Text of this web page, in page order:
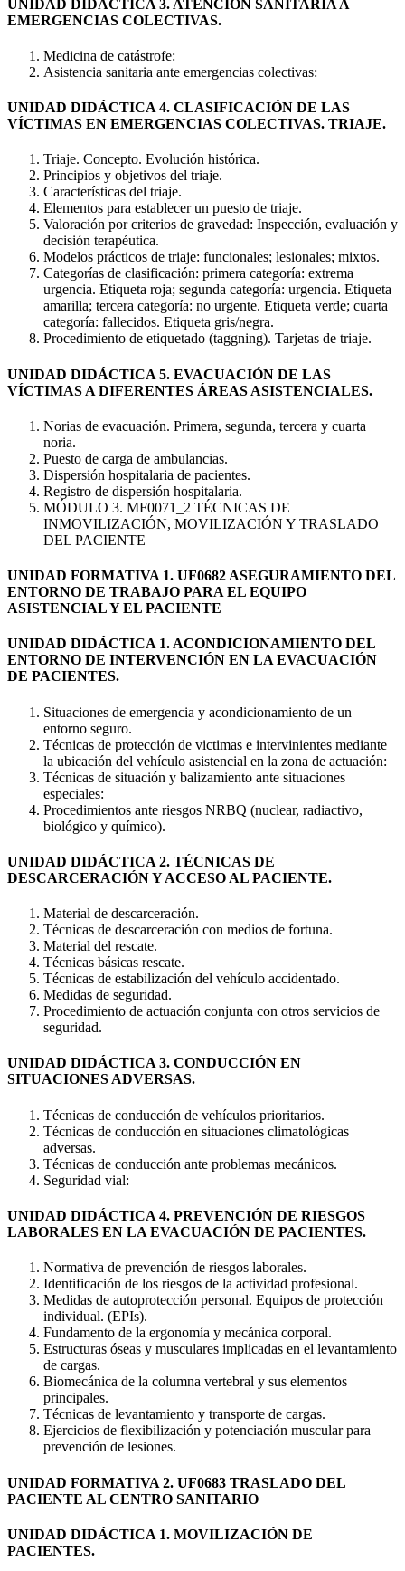
UNIDAD DIDÁCTICA 3. ATENCIÓN SANITARIA A
EMERGENCIAS COLECTIVAS.
Medicina de catástrofe:
Asistencia sanitaria ante emergencias colectivas:
UNIDAD DIDÁCTICA 4. CLASIFICACIÓN DE LAS
VÍCTIMAS EN EMERGENCIAS COLECTIVAS. TRIAJE.
Triaje. Concepto. Evolución histórica.
Principios y objetivos del triaje.
Características del triaje.
Elementos para establecer un puesto de triaje.
Valoración por criterios de gravedad: Inspección, evaluación y
decisión terapéutica.
Modelos prácticos de triaje: funcionales; lesionales; mixtos.
Categorías de clasificación: primera categoría: extrema
urgencia. Etiqueta roja; segunda categoría: urgencia. Etiqueta
amarilla; tercera categoría: no urgente. Etiqueta verde; cuarta
categoría: fallecidos. Etiqueta gris/negra.
Procedimiento de etiquetado (taggning). Tarjetas de triaje.
UNIDAD DIDÁCTICA 5. EVACUACIÓN DE LAS
VÍCTIMAS A DIFERENTES ÁREAS ASISTENCIALES.
Norias de evacuación. Primera, segunda, tercera y cuarta
noria.
Puesto de carga de ambulancias.
Dispersión hospitalaria de pacientes.
Registro de dispersión hospitalaria.
MÓDULO 3. MF0071_2 TÉCNICAS DE
INMOVILIZACIÓN, MOVILIZACIÓN Y TRASLADO
DEL PACIENTE
UNIDAD FORMATIVA 1. UF0682 ASEGURAMIENTO DEL
ENTORNO DE TRABAJO PARA EL EQUIPO
ASISTENCIAL Y EL PACIENTE
UNIDAD DIDÁCTICA 1. ACONDICIONAMIENTO DEL
ENTORNO DE INTERVENCIÓN EN LA EVACUACIÓN
DE PACIENTES.
Situaciones de emergencia y acondicionamiento de un
entorno seguro.
Técnicas de protección de victimas e intervinientes mediante
la ubicación del vehículo asistencial en la zona de actuación:
Técnicas de situación y balizamiento ante situaciones
especiales:
Procedimientos ante riesgos NRBQ (nuclear, radiactivo,
biológico y químico).
UNIDAD DIDÁCTICA 2. TÉCNICAS DE
DESCARCERACIÓN Y ACCESO AL PACIENTE.
Material de descarceración.
Técnicas de descarceración con medios de fortuna.
Material del rescate.
Técnicas básicas rescate.
Técnicas de estabilización del vehículo accidentado.
Medidas de seguridad.
Procedimiento de actuación conjunta con otros servicios de
seguridad.
UNIDAD DIDÁCTICA 3. CONDUCCIÓN EN
SITUACIONES ADVERSAS.
Técnicas de conducción de vehículos prioritarios.
Técnicas de conducción en situaciones climatológicas
adversas.
Técnicas de conducción ante problemas mecánicos.
Seguridad vial:
UNIDAD DIDÁCTICA 4. PREVENCIÓN DE RIESGOS
LABORALES EN LA EVACUACIÓN DE PACIENTES.
Normativa de prevención de riesgos laborales.
Identificación de los riesgos de la actividad profesional.
Medidas de autoprotección personal. Equipos de protección
individual. (EPIs).
Fundamento de la ergonomía y mecánica corporal.
Estructuras óseas y musculares implicadas en el levantamiento
de cargas.
Biomecánica de la columna vertebral y sus elementos
principales.
Técnicas de levantamiento y transporte de cargas.
Ejercicios de flexibilización y potenciación muscular para
prevención de lesiones.
UNIDAD FORMATIVA 2. UF0683 TRASLADO DEL
PACIENTE AL CENTRO SANITARIO
UNIDAD DIDÁCTICA 1. MOVILIZACIÓN DE
PACIENTES.